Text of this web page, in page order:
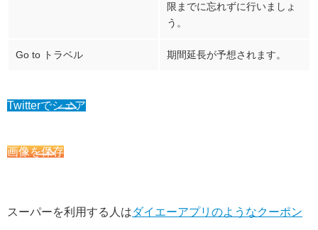
限までに忘れずに行いましょ
う。
Go to トラベル 期間延長が予想されます。
Twitterでシェア
画像を保存
スーパーを利用する人はダイエーアプリのようなクーポン